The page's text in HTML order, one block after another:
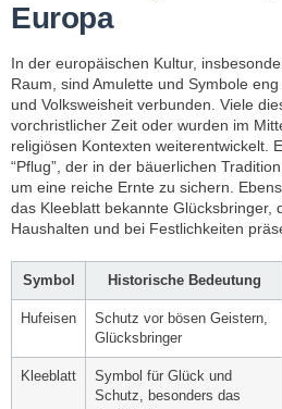
Europa
In der europäischen Kultur,
Raum, sind Amulette und Symbole
und Volksweisheit verbunden. Viele
vorchristlicher Zeit oder wurden im
religiösen Kontexten weiterentwickelt.
“Pflug”, der in der bäuerlichen
um eine reiche Ernte zu sichern.
das Kleeblatt bekannte Glücksbringer,
Haushalten und bei Festlichkeiten
Symbol Historische Bedeutung
Hufeisen
Schutz vor bösen Geistern,
Glücksbringer
Kleeblatt
Symbol für Glück und
Schutz, besonders das